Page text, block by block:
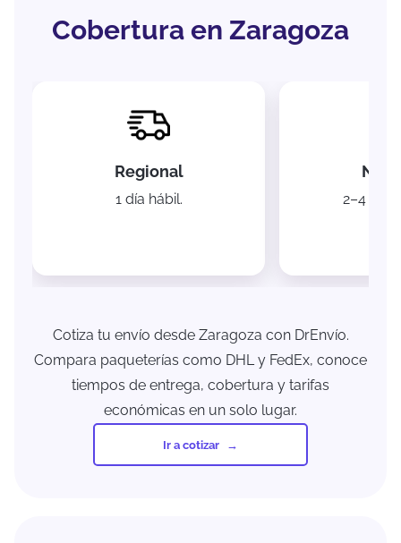
Cobertura en Zaragoza
Regional
1 día hábil. 2–4 días
Cotiza tu envío desde Zaragoza con DrEnvío.
Compara paqueterías como DHL y FedEx, conoce
tiempos de entrega, cobertura y tarifas
económicas en un solo lugar.
Ir a cotizar